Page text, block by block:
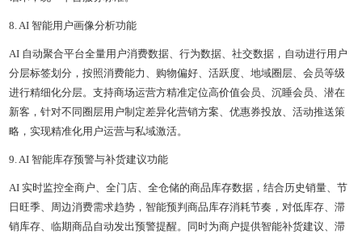
8. AI 智能用户画像分析功能
AI 自动聚合平台全量用户消费数据、行为数据、社交数据，自动进行用户
分层标签划分，按照消费能力、购物偏好、活跃度、地域圈层、会员等级
进行精细化分层。支持商场运营方精准定位高价值会员、沉睡会员、潜在
新客，针对不同圈层用户制定差异化营销方案、优惠券投放、活动推送策
略，实现精准化用户运营与私域激活。
9. AI 智能库存预警与补货建议功能
AI 实时监控全商户、全门店、全仓储的商品库存数据，结合历史销量、节
日旺季、周边消费需求趋势，智能预判商品库存消耗节奏，对低库存、滞
销库存、临期商品自动发出预警提醒。同时为商户提供智能补货建议、滞